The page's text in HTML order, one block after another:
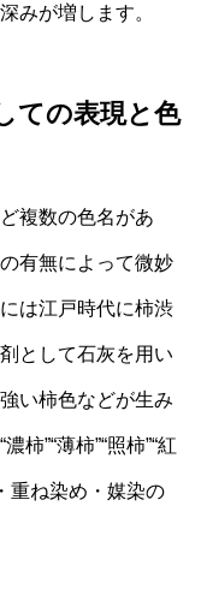
みが増します。
ての表現と色
複数の色名があ
有無によって微妙
は江戸時代に柿渋
として石灰を用い
い柿色などが生み
柿”“薄柿”“照柿”“紅
重ね染め・媒染の